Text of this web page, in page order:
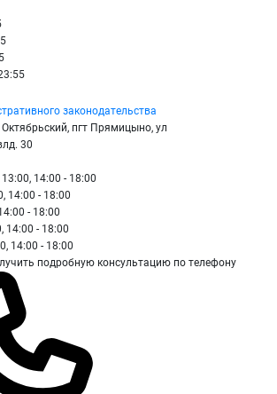
законодательства
Октябрьский, пгт Прямицыно, ул
30
14:00 - 18:00
14:00 - 18:00
- 18:00
14:00 - 18:00
14:00 - 18:00
подробную консультацию по телефону